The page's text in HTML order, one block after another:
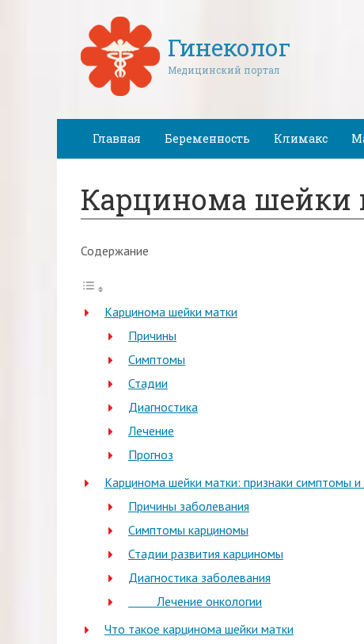
Гинеколог
Медицинский портал
Главная Беременность Климакс
Карцинома шейки
Содержание
Карцинома шейки матки
Причины
Симптомы
Стадии
Диагностика
Лечение
Прогноз
Карцинома шейки матки: признаки симптомы и
Причины заболевания
Симптомы карциномы
Стадии развития карциномы
Диагностика заболевания
Лечение онкологии
Что такое карцинома шейки матки